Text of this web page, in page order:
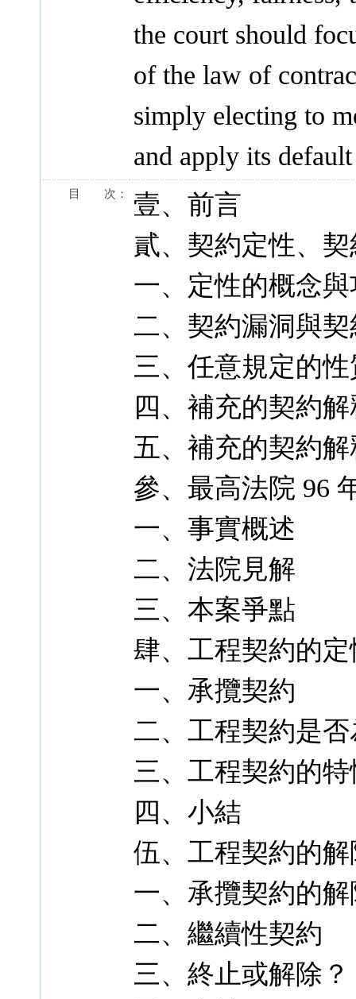
the court should
of the law of
simply electing to
and apply its
目 次：
壹、前言
貳、契約定性、
一、定性的概念
二、契約漏洞與
三、任意規定的性
四、補充的契約解
五、補充的契約
參、最高法院 96
一、事實概述
二、法院見解
三、本案爭點
肆、工程契約的
一、承攬契約
二、工程契約是
三、工程契約的
四、小結
伍、工程契約的
一、承攬契約的
二、繼續性契約
三、終止或解除？